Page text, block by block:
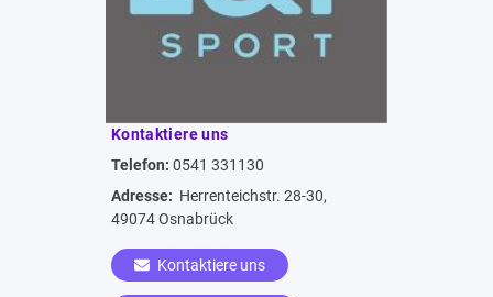
Kontaktiere uns
Telefon: 0541 331130
Adresse: Herrenteichstr. 28-30,
49074 Osnabrück
Kontaktiere uns